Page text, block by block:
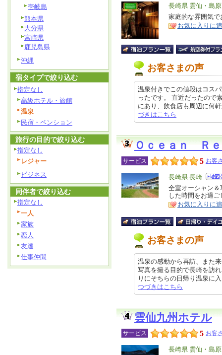
エ
リ
ア
長崎県 雲仙・島
特
徴
家庭的な雰囲気
お気に入りに
お客さまの声
温泉付きでこの値段はコス
ったです。 直近だったので
にあり、飲食店も周辺に何
づきはこちら
Ｏｃｅａｎ Ｒ
サービス 5 お客
エ
リ
ア
長崎県 長崎
特
徴
全室オーシャン
した時間をお過
お気に入りに
お客さまの声
温泉の感動から再訪、また
写真を撮る目的で長崎を訪
りにそちらの日帰り温泉に
つづきはこちら
雲仙九州ホテル
サービス 5 お客
エ
長崎県 雲仙・島
壱岐島
熊本県
大分県
宮崎県
鹿児島県
沖縄
宿タイプで絞り込む
指定なし
高級ホテル・旅館
温泉
民宿・ペンション
旅行の目的で絞り込む
指定なし
レジャー
ビジネス
同伴者で絞り込む
指定なし
一人
家族
恋人
友達
仕事仲間